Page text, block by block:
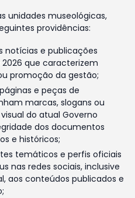
unidades museológicas,
providências:
notícias e publicações
que caracterizem
promoção da gestão;
e peças de
marcas, slogans ou
do atual Governo
dos documentos
e históricos;
temáticos e perfis oficiais
nas redes sociais, inclusive
aos conteúdos publicados e